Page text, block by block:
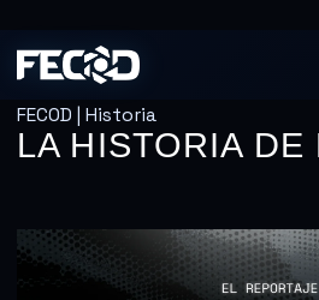
FECOD | Historia
LA HISTORIA DE